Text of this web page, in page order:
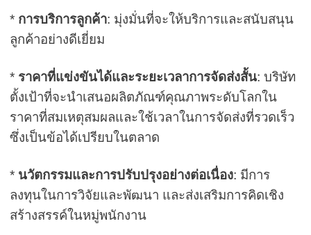
* การบริการลูกค้า: มุ่งมั่นที่จะให้บริการและสนับสนุน
ลูกค้าอย่างดีเยี่ยม
* ราคาที่แข่งขันได้และระยะเวลาการจัดส่งสั้น: บริษัท
ตั้งเป้าที่จะนำเสนอผลิตภัณฑ์คุณภาพระดับโลกใน
ราคาที่สมเหตุสมผลและใช้เวลาในการจัดส่งที่รวดเร็ว
ซึ่งเป็นข้อได้เปรียบในตลาด
* นวัตกรรมและการปรับปรุงอย่างต่อเนื่อง: มีการ
ลงทุนในการวิจัยและพัฒนา และส่งเสริมการคิดเชิง
สร้างสรรค์ในหมู่พนักงาน